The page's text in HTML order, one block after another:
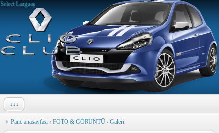
Select Language
↓↓↓
Pano anasayfası ‹ FOTO & GÖRÜNTÜ ‹ Galeri